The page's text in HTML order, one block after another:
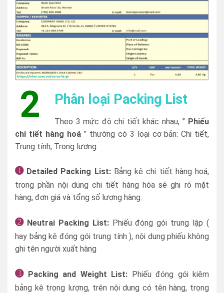
2 Phân loại Packing List
Theo 3 mức độ chi tiết khác nhau, ” Phiếu
chi tiết hàng hoá” thường có 3 loại cơ bản: Chi tiết,
Trung tính, Trọng lượng
➊Detailed Packing List: Bảng kê chi tiết hàng hoá,
trong phần nội dung chi tiết hàng hóa sẽ ghi rõ mặt
hàng, đơn giá và tổng số lượng hàng.
➋Neutrai Packing List: Phiếu đóng gói trung lập (
hay bảng kê đóng gói trung tính ), nội dung phiếu không
ghi tên người xuất hàng
➌Packing and Weight List: Phiếu đóng gói kiêm
bảng kê trọng lượng, trên nội dung có tên hàng, trọng